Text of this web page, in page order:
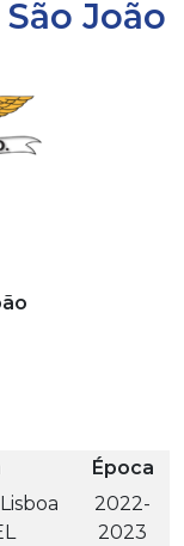
João
Época
2022-
2023